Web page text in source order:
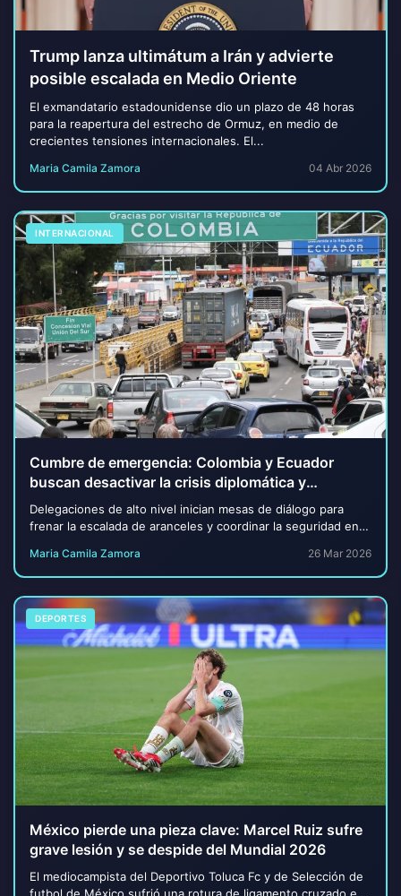
Trump lanza ultimátum a Irán y advierte
posible escalada en Medio Oriente
El exmandatario estadounidense dio un plazo de 48 horas
para la reapertura del estrecho de Ormuz, en medio de
crecientes tensiones internacionales. El...
Maria Camila Zamora 04 Abr 2026
INTERNACIONAL
Cumbre de emergencia: Colombia y Ecuador
buscan desactivar la crisis diplomática y
comercial
Delegaciones de alto nivel inician mesas de diálogo para
frenar la escalada de aranceles y coordinar la seguridad en la
Maria Camila Zamora 26 Mar 2026
DEPORTES
México pierde una pieza clave: Marcel Ruiz sufre
grave lesión y se despide del Mundial 2026
El mediocampista del Deportivo Toluca Fc y de Selección de